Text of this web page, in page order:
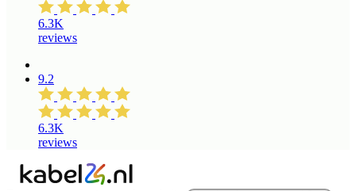
6.3K
reviews
9.2
6.3K
reviews